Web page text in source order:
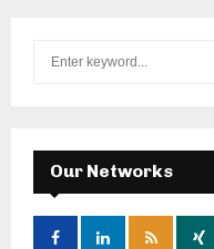
f
o
Our Networks